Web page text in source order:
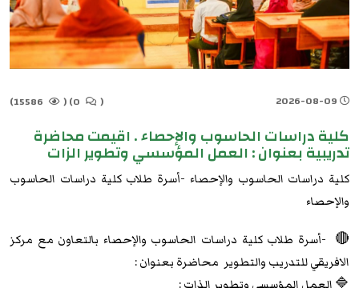
(
(
كلية دراسات الحاسوب والإحصاء . اقيمت محاضرة
تدريبية بعنوان : العمل المؤسسي وتطوير الزات
كلية دراسات الحاسوب والإحصاء -أسرة طلاب كلية دراسات الحاسوب
والإحصاء
🔴 -أسرة طلاب كلية دراسات الحاسوب والإحصاء بالتعاون مع مركز
الافريقي للتدريب والتطوير محاضرة بعنوان :